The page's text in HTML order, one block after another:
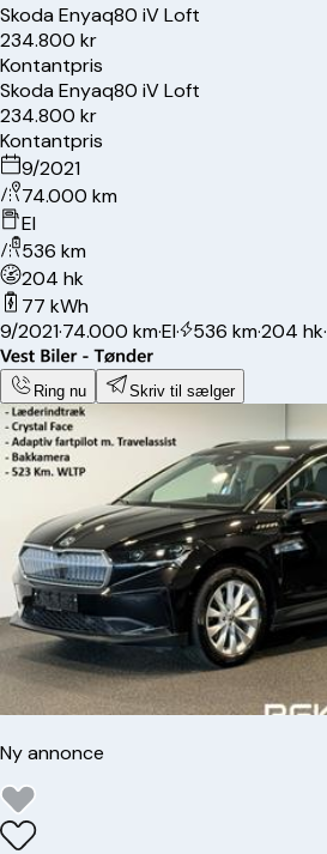
SkodaEnyaq80 iV Loft
234.800 kr
Kontantpris
SkodaEnyaq80 iV Loft
234.800 kr
Kontantpris
9/2021
74.000 km
El
536 km
204 hk
77 kWh
9/2021·74.000 km·El· 536 km·204 hk·
Ring nu Skriv til sælger
Ny annonce